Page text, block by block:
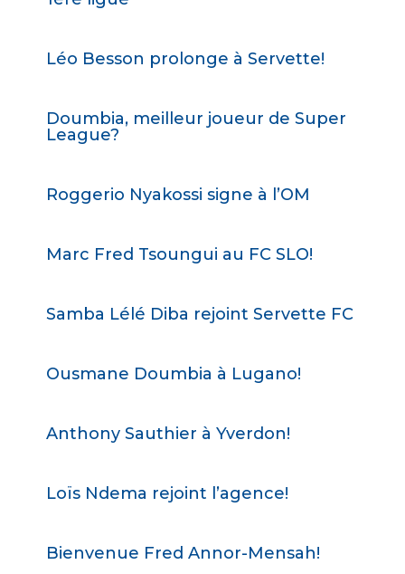
Léo Besson prolonge à Servette!
Doumbia, meilleur joueur de Super
League?
Roggerio Nyakossi signe à l’OM
Marc Fred Tsoungui au FC SLO!
Samba Lélé Diba rejoint Servette FC
Ousmane Doumbia à Lugano!
Anthony Sauthier à Yverdon!
Loïs Ndema rejoint l’agence!
Bienvenue Fred Annor-Mensah!